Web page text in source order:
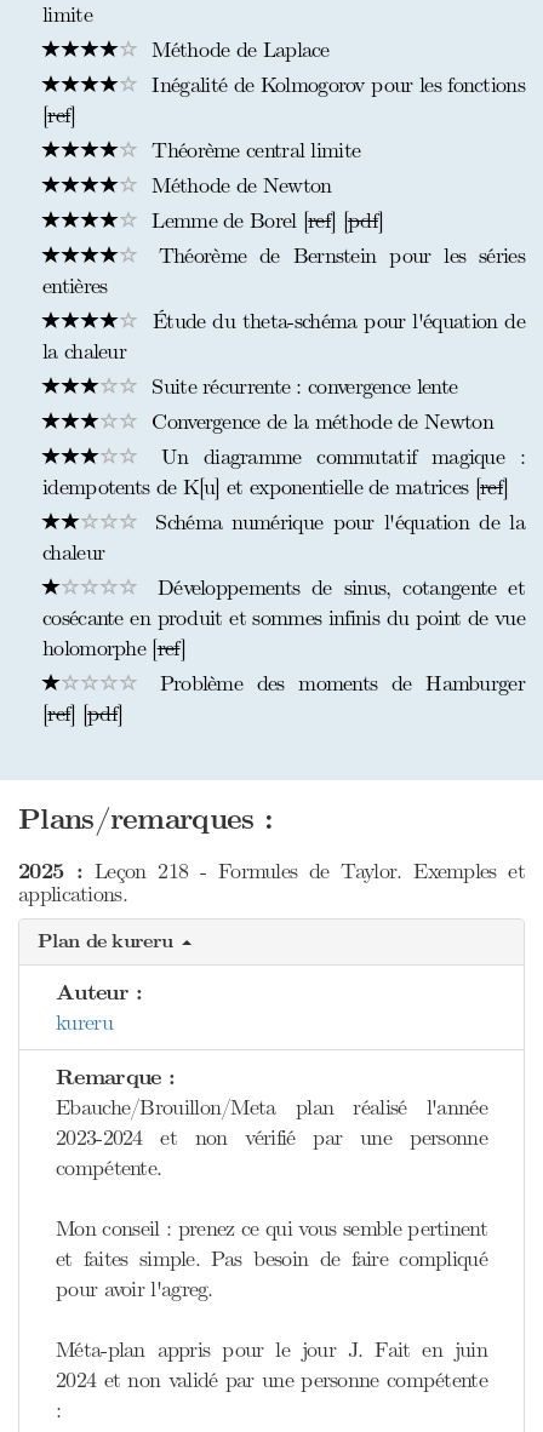
limite
Méthode de Laplace
Inégalité de Kolmogorov pour les fonctions
[ref]
Théorème central limite
Méthode de Newton
Lemme de Borel [ref] [pdf]
Théorème de Bernstein pour les séries
entières
Étude du theta-schéma pour l'équation de
la chaleur
Suite récurrente : convergence lente
Convergence de la méthode de Newton
Un diagramme commutatif magique :
idempotents de K[u] et exponentielle de matrices [ref]
Schéma numérique pour l'équation de la
chaleur
Développements de sinus, cotangente et
cosécante en produit et sommes infinis du point de vue
holomorphe [ref]
Problème des moments de Hamburger
[ref] [pdf]
Plans/remarques :
2025 : Leçon 218 - Formules de Taylor. Exemples et
applications.
Plan de kureru
Auteur :
kureru
Remarque :
Ebauche/Brouillon/Meta plan réalisé l'année
2023-2024 et non vérifié par une personne
compétente.
Mon conseil : prenez ce qui vous semble pertinent
et faites simple. Pas besoin de faire compliqué
pour avoir l'agreg.
Méta-plan appris pour le jour J. Fait en juin
2024 et non validé par une personne compétente
: